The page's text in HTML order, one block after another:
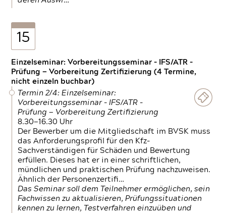
15
Einzelseminar: Vorbereitungsseminar - IFS/ATR -
Prüfung — Vorbereitung Zertifizierung (4 Termine,
nicht einzeln buchbar)
Termin 2/4: Einzelseminar:
Vorbereitungsseminar - IFS/ATR -
Prüfung — Vorbereitung Zertifizierung
8.30—16.30 Uhr
Der Bewerber um die Mitgliedschaft im BVSK muss
das Anforderungsprofil für den Kfz-
Sachverständigen für Schäden und Bewertung
erfüllen. Dieses hat er in einer schriftlichen,
mündlichen und praktischen Prüfung nachzuweisen.
Ähnlich der Personenzertifi…
Das Seminar soll dem Teilnehmer ermöglichen, sein
Fachwissen zu aktualisieren, Prüfungssituationen
kennen zu lernen, Testverfahren einzuüben und